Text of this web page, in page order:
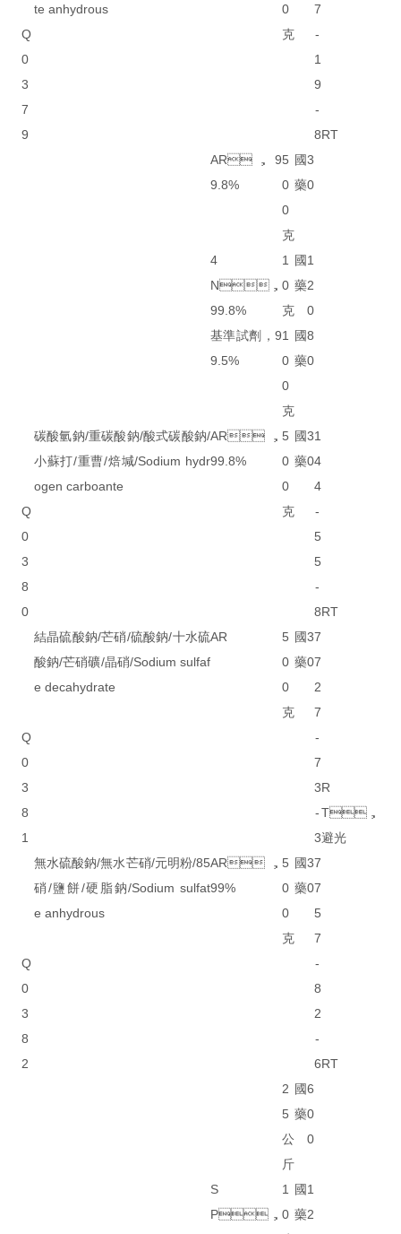
Q
0
3
7
9
te anhydrous
0
克
7
-
1
9
-
8RT
AR，9
9.8%
5
0
0
克
國
藥
3
0
4
N，
99.8%
1
0
克
國
藥
1
2
0
基準試劑，9
9.5%
1
0
0
克
國
藥
8
0
Q
0
3
8
0
碳酸氫鈉/重碳酸鈉/酸式碳酸鈉/
小蘇打/重曹/焙堿/Sodium hydr
ogen carboante
AR，
99.8%
5
0
0
克
國
藥
3
0
1
4
4
-
5
5
-
8RT
Q
0
3
8
1
結晶硫酸鈉/芒硝/硫酸鈉/十水硫
酸鈉/芒硝礦/晶硝/Sodium sulfaf
e decahydrate
AR
5
0
0
克
國
藥
3
0
7
7
2
7
-
7
3
-
3
R
T，
避光
Q
0
3
8
2
無水硫酸鈉/無水芒硝/元明粉/85
硝/鹽餅/硬脂鈉/Sodium sulfat
e anhydrous
AR，
99%
5
0
0
克
國
藥
3
0
7
7
5
7
-
8
2
-
6RT
2
5
公
斤
國
藥
6
0
0
S
P，
1
0
國
藥
1
2